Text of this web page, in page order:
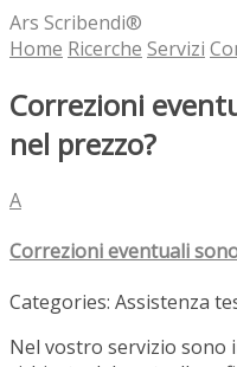
Ars Scribendi®
Home Ricerche Servizi
Correzioni
nel prezzo?
A
Correzioni eventuali
Categories: Assistenza
Nel vostro servizio sono